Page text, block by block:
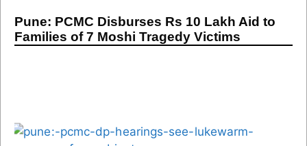
Pune: PCMC Disburses Rs 10 Lakh Aid to
Families of 7 Moshi Tragedy Victims